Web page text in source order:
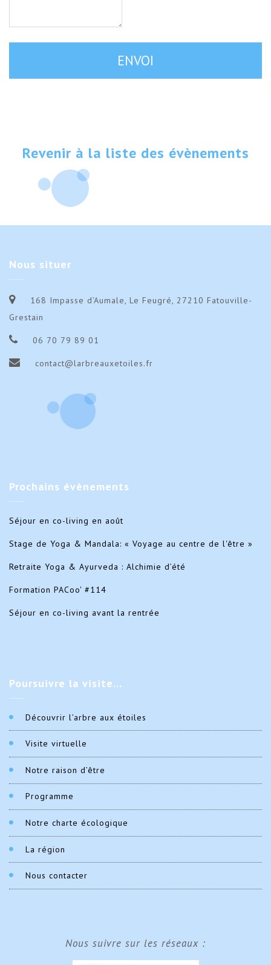
Revenir à la liste des évènements
Nous situer
168 Impasse d’Aumale, Le Feugré, 27210 Fatouville-
Grestain
06 70 79 89 01
contact@larbreauxetoiles.fr
Prochains évènements
Séjour en co-living en août
Stage de Yoga & Mandala: « Voyage au centre de l'être »
Retraite Yoga & Ayurveda : Alchimie d’été
Formation PACoo' #114
Séjour en co-living avant la rentrée
Poursuivre la visite…
Découvrir l’arbre aux étoiles
Visite virtuelle
Notre raison d’être
Programme
Notre charte écologique
La région
Nous contacter
Nous suivre sur les réseaux :